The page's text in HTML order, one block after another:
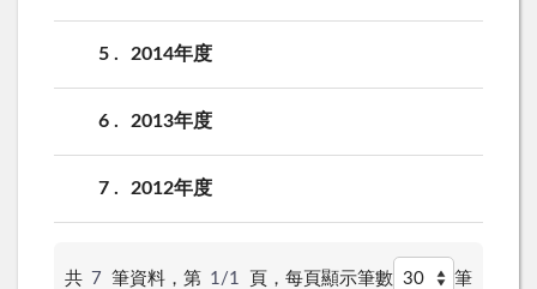
5 2014年度
6 2013年度
7 2012年度
共 7 筆資料，第 1/1 頁， 每頁顯示筆數 筆